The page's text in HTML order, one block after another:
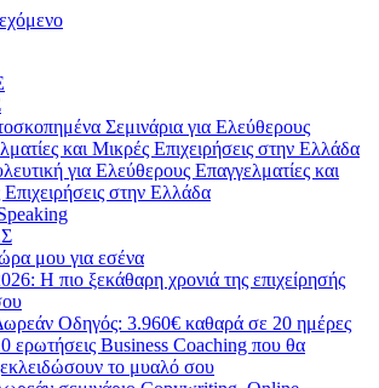
Σεμινάρια για Ελεύθερους
και Μικρές Επιχειρήσεις στην Ελλάδα
για Ελεύθερους Επαγγελματίες και
στην Ελλάδα
μου για εσένα
Η πιο ξεκάθαρη χρονιά της επιχείρησής
Οδηγός: 3.960€ καθαρά σε 20 ημέρες
ερωτήσεις Business Coaching που θα
το μυαλό σου